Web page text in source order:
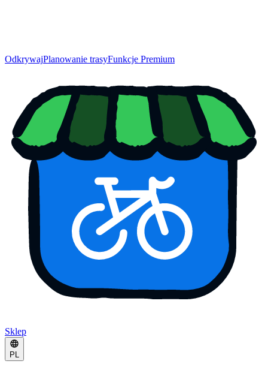
OdkrywajPlanowanie trasyFunkcje Premium
Sklep
PL